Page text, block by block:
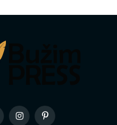
InstagramPinterest